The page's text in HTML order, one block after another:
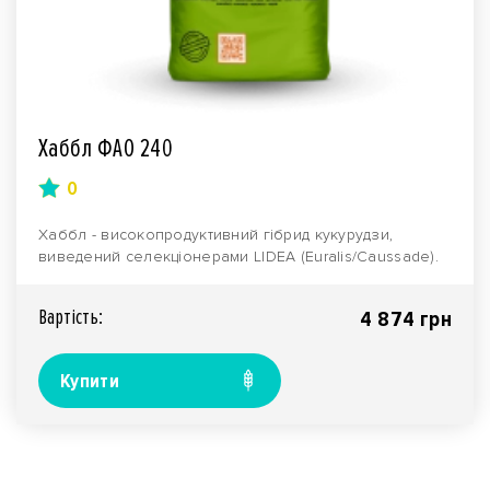
Хаббл ФАО 240
0
Хаббл - високопродуктивний гібрид кукурудзи,
виведений селекціонерами LIDEA (Euralis/Caussade).
Вартiсть: 4 874 грн
Купити